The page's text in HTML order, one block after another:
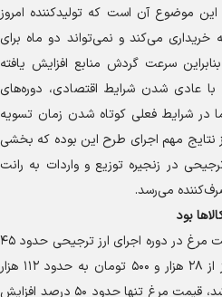
موضوع آن است که تولیدکننده امروز
خریداری می‌کند و نمی‌تواند دو ماه برای
سرعت گردش منابع افزایش یافته
عادی شدن شرایط اقتصادی، دوره‌های
در شرایط فعلی کوتاه شدن زمان تسویه
مهم اجرای طرح این بوده که بخشی
در زنجیره توزیع و واردات به رانت
می‌رسد.
بود
اندایش توضیح داد: برای مثال، قیمت مرغ در دوره اجرای ارز ترجیحی حدود ۴۵
هزار تومان بود. در حالی که نرخ ارز از ۲۸ هزار و ۵۰۰ تومان به حدود ۱۱۲ هزار
تومان رسید و تقریبا سه و نیم برابر شد، قیمت مرغ تنها حدود ۵۰ درصد افزایش